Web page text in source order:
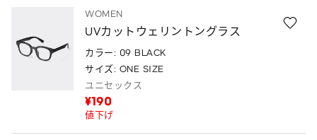
WOMEN
UVカットウェリントングラス
カラー: 09 BLACK
サイズ: ONE SIZE
ユニセックス
¥190
値下げ